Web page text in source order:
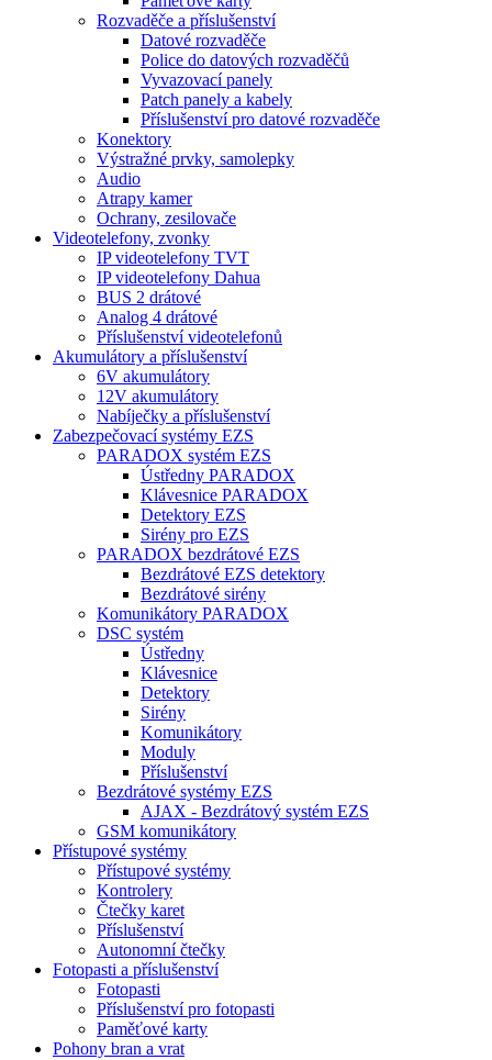
Rozvaděče a příslušenství
Datové rozvaděče
Police do datových rozvaděčů
Vyvazovací panely
Patch panely a kabely
Příslušenství pro datové rozvaděče
Konektory
Výstražné prvky, samolepky
Audio
Atrapy kamer
Ochrany, zesilovače
Videotelefony, zvonky
IP videotelefony TVT
IP videotelefony Dahua
BUS 2 drátové
Analog 4 drátové
Příslušenství videotelefonů
Akumulátory a příslušenství
6V akumulátory
12V akumulátory
Nabíječky a příslušenství
Zabezpečovací systémy EZS
PARADOX systém EZS
Ústředny PARADOX
Klávesnice PARADOX
Detektory EZS
Sirény pro EZS
PARADOX bezdrátové EZS
Bezdrátové EZS detektory
Bezdrátové sirény
Komunikátory PARADOX
DSC systém
Ústředny
Klávesnice
Detektory
Sirény
Komunikátory
Moduly
Příslušenství
Bezdrátové systémy EZS
AJAX - Bezdrátový systém EZS
GSM komunikátory
Přístupové systémy
Přístupové systémy
Kontrolery
Čtečky karet
Příslušenství
Autonomní čtečky
Fotopasti a příslušenství
Fotopasti
Příslušenství pro fotopasti
Paměťové karty
Pohony bran a vrat